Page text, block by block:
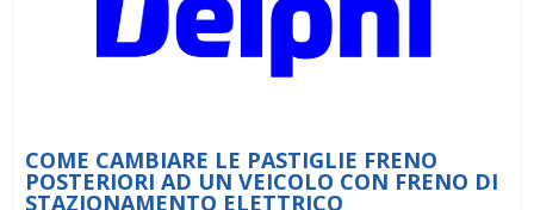
COME CAMBIARE LE PASTIGLIE FRENO
POSTERIORI AD UN VEICOLO CON FRENO DI
STAZIONAMENTO ELETTRICO